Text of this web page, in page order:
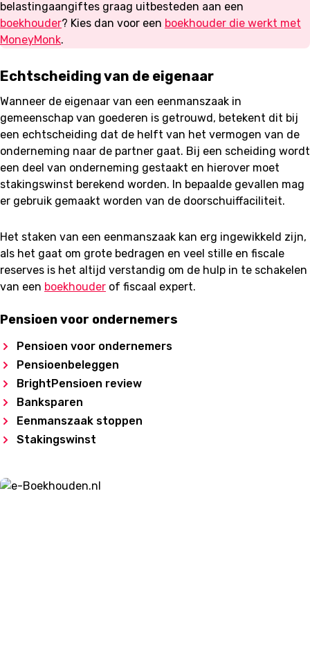
belastingaangiftes graag uitbesteden aan een
boekhouder? Kies dan voor een boekhouder die werkt met
MoneyMonk.
Echtscheiding van de eigenaar
Wanneer de eigenaar van een eenmanszaak in
gemeenschap van goederen is getrouwd, betekent dit bij
een echtscheiding dat de helft van het vermogen van de
onderneming naar de partner gaat. Bij een scheiding wordt
een deel van onderneming gestaakt en hierover moet
stakingswinst berekend worden. In bepaalde gevallen mag
er gebruik gemaakt worden van de doorschuiffaciliteit.
Het staken van een eenmanszaak kan erg ingewikkeld zijn,
als het gaat om grote bedragen en veel stille en fiscale
reserves is het altijd verstandig om de hulp in te schakelen
van een boekhouder of fiscaal expert.
Pensioen voor ondernemers
Pensioen voor ondernemers
Pensioenbeleggen
BrightPensioen review
Banksparen
Eenmanszaak stoppen
Stakingswinst